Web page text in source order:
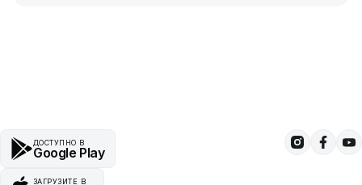
ДОСТУПНО В
Google Play
ЗАГРУЗИТЕ В